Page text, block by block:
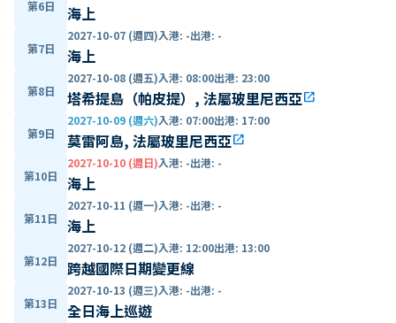
第6日 海上
第7日
2027-10-07 (週四)入港: -出港: -
海上
第8日
2027-10-08 (週五)入港: 08:00出港: 23:00
塔希提島（帕皮提）, 法屬玻里尼西亞open_in_new
第9日
2027-10-09 (週六)入港: 07:00出港: 17:00
莫雷阿島, 法屬玻里尼西亞open_in_new
第10日
2027-10-10 (週日)入港: -出港: -
海上
第11日
2027-10-11 (週一)入港: -出港: -
海上
第12日
2027-10-12 (週二)入港: 12:00出港: 13:00
跨越國際日期變更線
第13日
2027-10-13 (週三)入港: -出港: -
全日海上巡遊